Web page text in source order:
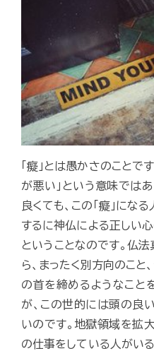
「癡」とは愚かさのことで
が悪い」という意味では
良くても、この「癡」にな
するに神仏による正しい
ということなのです。仏
ら、まったく別方向のこと
の首を締めるようなこと
が、この世的には頭の良
いのです。地獄領域を拡
の仕事をしている人がい